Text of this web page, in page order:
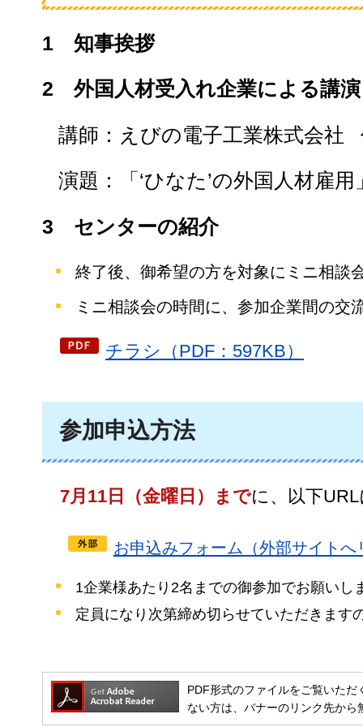
1 知事挨拶
2 外国人材受入れ企業による講演
講師：えびの電子工業株式会社
演題：「‘ひなた’の外国人材雇用
3 センターの紹介
終了後、御希望の方を対象にミニ相談
ミニ相談会の時間に、参加企業間の交
チラシ（PDF：597KB）
参加申込方法
7月11日（金曜日）までに、以下
お申込みフォーム（外部サイトへ
1企業様あたり2名までの御参加でお願いし
定員になり次第締め切らせていただきます
PDF形式のファイルをご覧いた
ない方は、バナーのリンク先か